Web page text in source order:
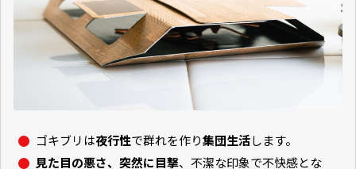
ゴキブリは夜行性で群れを作り集団生活します。
見た目の悪さ、突然に目撃、不潔な印象で不快感とな